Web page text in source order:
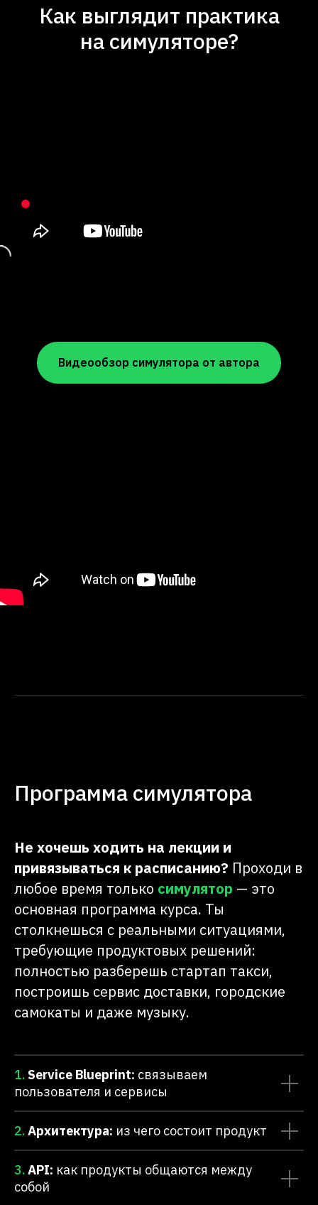
Как выглядит практика
на симуляторе?
Видеообзор симулятора от автора
Программа симулятора
Не хочешь ходить на лекции и
привязываться к расписанию? Проходи в
любое время только симулятор — это
основная программа курса. Ты
столкнешься с реальными ситуациями,
требующие продуктовых решений:
полностью разберешь стартап такси,
построишь сервис доставки, городские
самокаты и даже музыку.
1. Service Blueprint: связываем
пользователя и сервисы
2. Архитектура: из чего состоит продукт
3. API: как продукты общаются между
собой